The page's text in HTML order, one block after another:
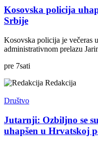
Kosovska policija
Srbije
Kosovska policija je večeras
administrativnom prelazu
pre 7sati
Redakcija
Društvo
Jutarnji: Ozbiljno se
uhapšen u Hrvatskoj